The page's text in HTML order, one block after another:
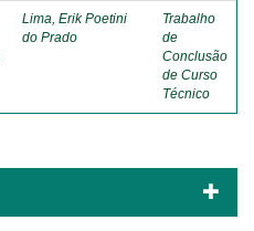
Lima, Erik Poetini
do Prado
Trabalho
de
Conclusão
de Curso
Técnico